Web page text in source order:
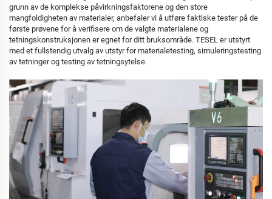
grunn av de komplekse påvirkningsfaktorene og den store
mangfoldigheten av materialer, anbefaler vi å utføre faktiske tester på de
første prøvene for å verifisere om de valgte materialene og
tetningskonstruksjonen er egnet for ditt bruksområde. TESEL er utstyrt
med et fullstendig utvalg av utstyr for materialetesting, simuleringstesting
av tetninger og testing av tetningsytelse.